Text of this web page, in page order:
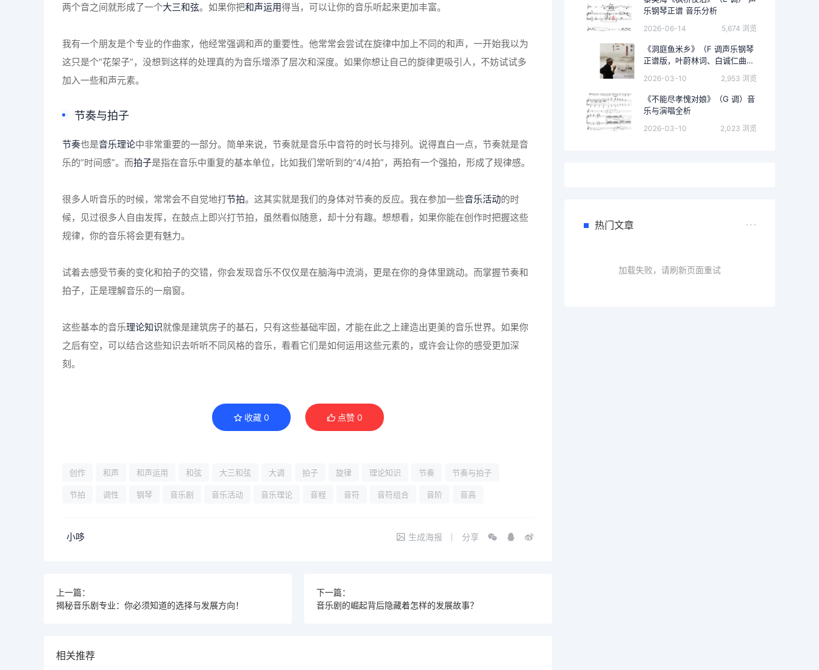
两个音之间就形成了一个大三和弦。如果你把和声运用得当，可以让你的音乐听起来更加丰富。
我有一个朋友是个专业的作曲家，他经常强调和声的重要性。他常常会尝试在旋律中加上不同的和声，一开始我以为
这只是个“花架子”，没想到这样的处理真的为音乐增添了层次和深度。如果你想让自己的旋律更吸引人，不妨试试多
加入一些和声元素。
节奏与拍子
节奏也是音乐理论中非常重要的一部分。简单来说，节奏就是音乐中音符的时长与排列。说得直白一点，节奏就是音
乐的”时间感”。而拍子是指在音乐中重复的基本单位，比如我们常听到的“4/4拍”，两拍有一个强拍，形成了规律感。
很多人听音乐的时候，常常会不自觉地打节拍。这其实就是我们的身体对节奏的反应。我在参加一些音乐活动的时
候，见过很多人自由发挥，在鼓点上即兴打节拍，虽然看似随意，却十分有趣。想想看，如果你能在创作时把握这些
规律，你的音乐将会更有魅力。
试着去感受节奏的变化和拍子的交错，你会发现音乐不仅仅是在脑海中流淌，更是在你的身体里跳动。而掌握节奏和
拍子，正是理解音乐的一扇窗。
这些基本的音乐理论知识就像是建筑房子的基石，只有这些基础牢固，才能在此之上建造出更美的音乐世界。如果你
之后有空，可以结合这些知识去听听不同风格的音乐，看看它们是如何运用这些元素的，或许会让你的感受更加深
刻。
收藏 0 点赞 0
创作 和声 和声运用 和弦 大三和弦 大调 拍子 旋律 理论知识 节奏 节奏与拍子
节拍 调性 钢琴 音乐剧 音乐活动 音乐理论 音程 音符 音符组合 音阶 音高
小哆 生成海报 分享
上一篇：
揭秘音乐剧专业：你必须知道的选择与发展方向！
下一篇：
音乐剧的崛起背后隐藏着怎样的发展故事？
相关推荐
乐钢琴正谱 音乐分析
2026-06-14 5,674 浏览
《洞庭鱼米乡》（F 调声乐钢琴
正谱版，叶蔚林词、白诚仁曲）
2026-03-10 2,953 浏览
《不能尽孝愧对娘》（G 调）音
乐与演唱全析
2026-03-10 2,023 浏览
热门文章
加载失败，请刷新页面重试